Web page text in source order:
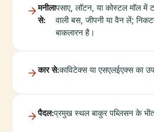
मनीला
से:
पसाए, लॉटन, या कोस्टल मॉल में
वाली बस, जीपनी या वैन लें;
बाकलारन है।
कार से:काविटेक्स या एसएलईएक्स का
पैदल:प्रमुख स्थल बाकुर पब्लिसन के